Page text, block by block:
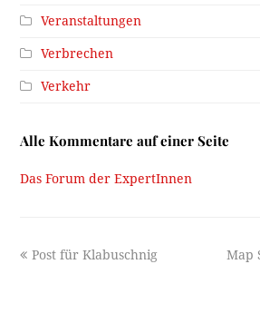
Veranstaltungen
Verbrechen
Verkehr
Alle Kommentare auf einer Seite
Das Forum der ExpertInnen
previous
Post für Klabuschnig
next
Map